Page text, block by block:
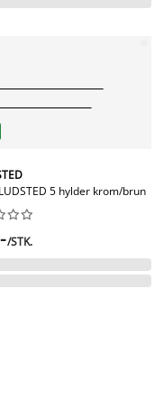
5 hylder krom/brun



/STK.